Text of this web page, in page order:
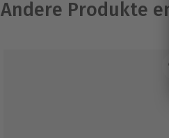
Andere Produkte